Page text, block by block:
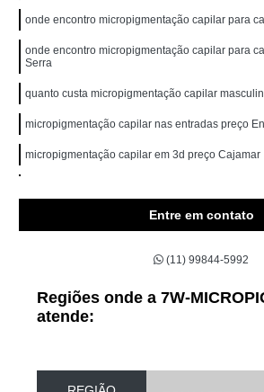
onde encontro micropigmentação capilar para
onde encontro micropigmentação capilar para
Serra
quanto custa micropigmentação capilar
micropigmentação capilar nas entradas preço
micropigmentação capilar em 3d preço Cajamar
micropigmentação capilar para entradas Rio
micropigmentação capilar feminina preço
quanto custa micropigmentação capilar nas
Entre em contato
(11) 99844-5992
Regiões onde a 7W-
atende: